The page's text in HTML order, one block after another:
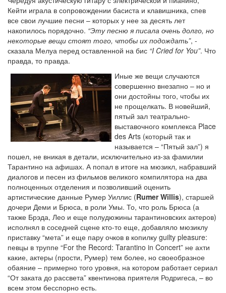
Кейти играла в сопровождении басиста и клавишника, спев
все свои лучшие песни – которых у нее за десять лет
накопилось порядочно. “Эту песню я писала очень долго, но
некоторые вещи стоят того, чтобы их подождать”, -
сказала Мелуа перед оставленной на бис “I Cried for You”. Что
правда, то правда.
Иные же вещи случаются
совершенно внезапно – но и
они достойны того, чтобы их
не прощелкать. В новейший,
пятый зал театрально-
выставочного комплекса Place
des Arts (который так и
называется – “Пятый зал”) я
пошел, не вникая в детали, исключительно из-за фамилии
Тарантино на афишах. А попал в итоге на мюзикл, набравший
диалогов и песен из фильмов великого компилятора на два
полноценных отделения и позволивший оценить
артистические данные Румер Уиллис (Rumer Willis), старшей
дочери Деми и Брюса, в роли Умы. То, что роль Брюса (а
также Брэда, Лео и еще полудюжины тарантиновских актеров)
исполнял в соседней сцене кто-то еще, добавляло мюзиклу
приставку “мета” и еще пару очков в копилку guilty pleasure:
певцы в труппе “For the Record: Tarantino in Concert” не ахти
какие, актеры (прости, Румер) тем более, но своеобразное
обаяние – примерно того уровня, на котором работает сериал
“От заката до рассвета” квентинова приятеля Родригеса, – во
всем этом бесспорно есть.